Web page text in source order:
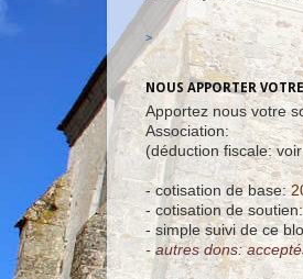
>
NOUS APPORTER
Apportez nous votre
Association:
(déduction fiscale:
- cotisation de base:
- cotisation de
- simple suivi de ce
- autres dons: